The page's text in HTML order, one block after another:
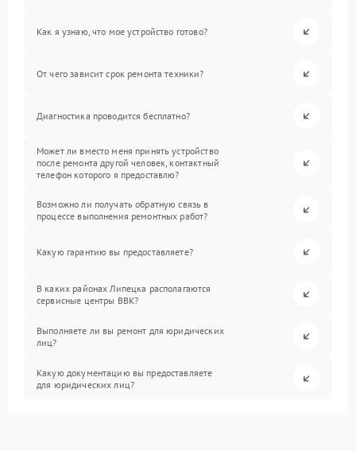
Как я узнаю, что мое устройство готово?
От чего зависит срок ремонта техники?
Диагностика проводится бесплатно?
Может ли вместо меня принять устройство
после ремонта другой человек, контактный
телефон которого я предоставлю?
Возможно ли получать обратную связь в
процессе выполнения ремонтных работ?
Какую гарантию вы предоставляете?
В каких районах Липецка располагаются
сервисные центры BBK?
Выполняете ли вы ремонт для юридических
лиц?
Какую документацию вы предоставляете
для юридических лиц?